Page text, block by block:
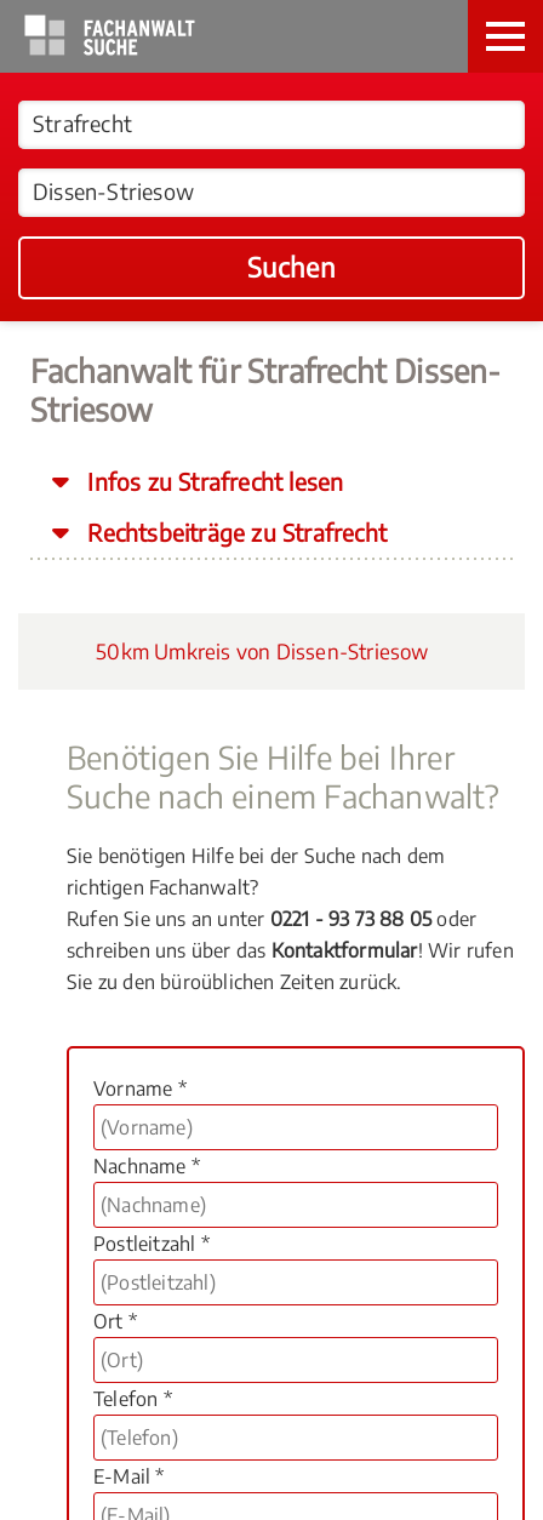
Suchen
Fachanwalt für Strafrecht Dissen-
Striesow
Infos zu Strafrecht lesen
Rechtsbeiträge zu Strafrecht
50km Umkreis von Dissen-Striesow
Benötigen Sie Hilfe bei Ihrer
Suche nach einem Fachanwalt?
Sie benötigen Hilfe bei der Suche nach dem
richtigen Fachanwalt?
Rufen Sie uns an unter 0221 - 93 73 88 05oder
schreiben uns über das Kontaktformular! Wir rufen
Sie zu den büroüblichen Zeiten zurück.
Vorname *
Nachname *
Postleitzahl *
Ort *
Telefon *
E-Mail *